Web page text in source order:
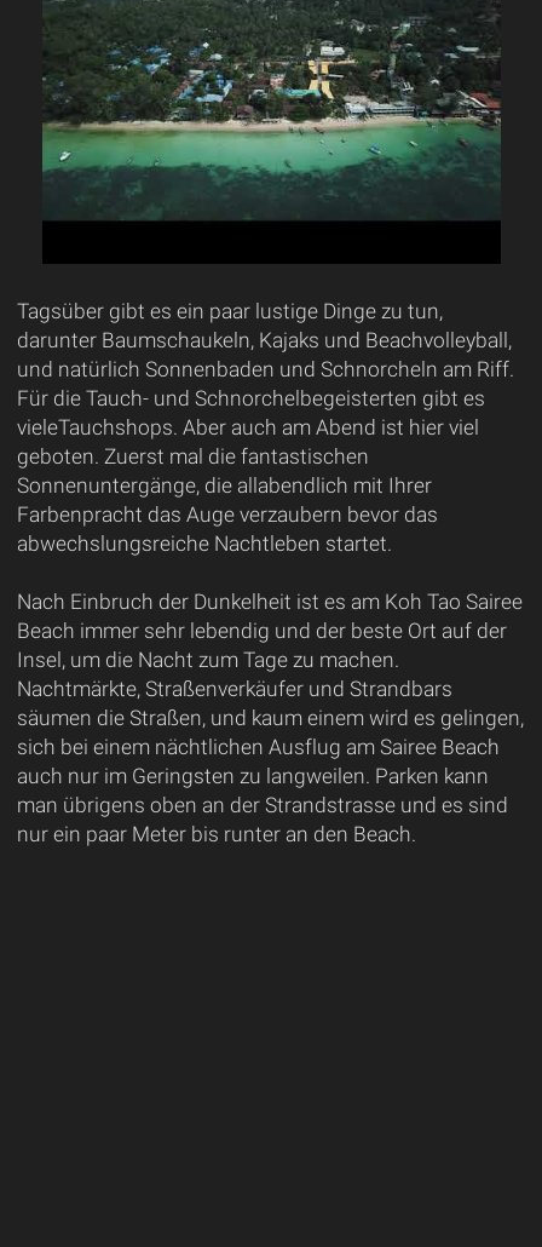
Tagsüber gibt es ein paar lustige Dinge zu tun,
darunter Baumschaukeln, Kajaks und Beachvolleyball,
und natürlich Sonnenbaden und Schnorcheln am Riff.
Für die Tauch- und Schnorchelbegeisterten gibt es
vieleTauchshops. Aber auch am Abend ist hier viel
geboten. Zuerst mal die fantastischen
Sonnenuntergänge, die allabendlich mit Ihrer
Farbenpracht das Auge verzaubern bevor das
abwechslungsreiche Nachtleben startet.
Nach Einbruch der Dunkelheit ist es am Koh Tao Sairee
Beach immer sehr lebendig und der beste Ort auf der
Insel, um die Nacht zum Tage zu machen.
Nachtmärkte, Straßenverkäufer und Strandbars
säumen die Straßen, und kaum einem wird es gelingen,
sich bei einem nächtlichen Ausflug am Sairee Beach
auch nur im Geringsten zu langweilen. Parken kann
man übrigens oben an der Strandstrasse und es sind
nur ein paar Meter bis runter an den Beach.